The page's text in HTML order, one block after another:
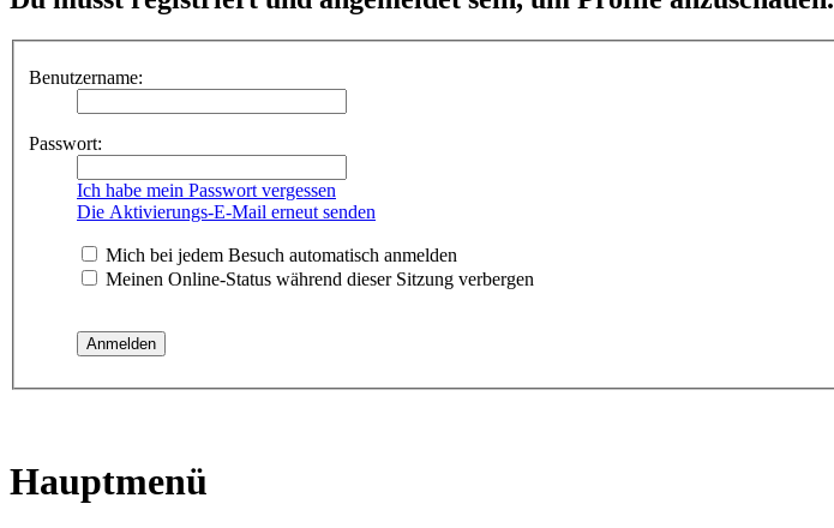
Benutzername:
Passwort:
Ich habe mein Passwort vergessen
Die Aktivierungs-E-Mail erneut senden
Mich bei jedem Besuch automatisch anmelden
Meinen Online-Status während dieser Sitzung verbergen
Hauptmenü